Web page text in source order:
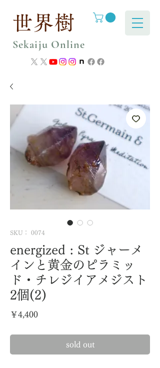
世界樹
Sekaiju Online
SKU： 0074
energized : St ジャーメ
インと黄金のピラミッ
ド・チレジイアメジスト
2個(2)
￥4,400価
sold out